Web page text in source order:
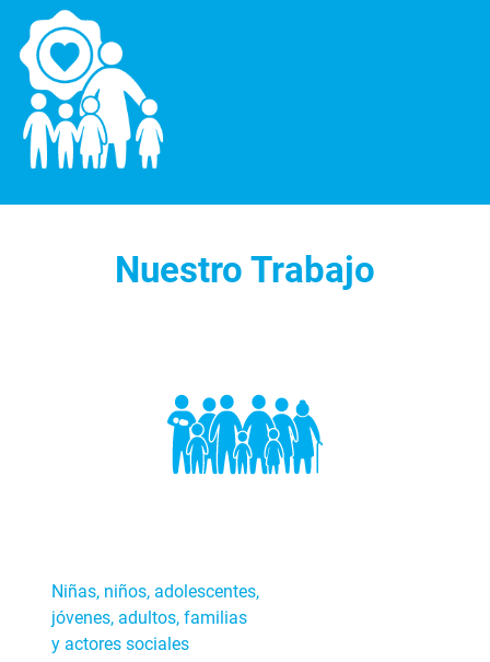
Nuestro Trabajo
Niñas, niños, adolescentes,
jóvenes, adultos, familias
y actores sociales